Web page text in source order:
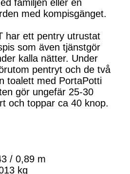
familjen eller en
med kompisgänget.
har ett pentry utrustat
som även tjänstgör
kalla nätter. Under
pentryt och de två
toalett med PortaPotti
gör ungefär 25-30
och toppar ca 40 knop.
/ 0,89 m
kg